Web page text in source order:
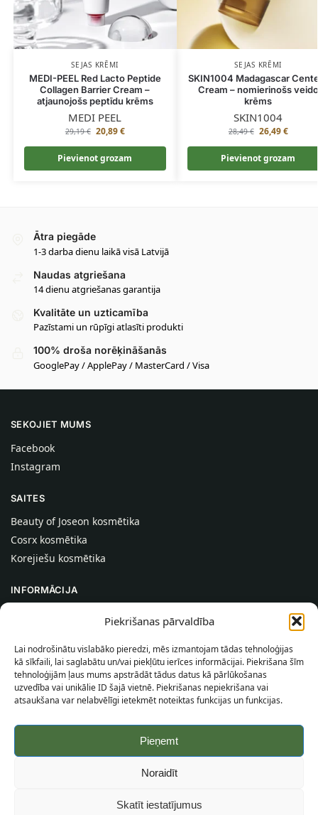
Piekrišanas pārvaldība
Lai nodrošinātu vislabāko pieredzi, mēs izmantojam tādas tehnoloģijas
kā sīkfaili, lai saglabātu un/vai piekļūtu ierīces informācijai. Piekrišana šīm
tehnoloģijām ļaus mums apstrādāt tādus datus kā pārlūkošanas
uzvedība vai unikālie ID šajā vietnē. Piekrišanas nepiekrišana vai
atsaukšana var nelabvēlīgi ietekmēt noteiktas funkcijas un funkcijas.
Pieņemt
Noraidīt
Skatīt iestatījumus
SEJAS KRĒMI
MEDI-PEEL Red Lacto Peptide
Collagen Barrier Cream –
atjaunojošs peptīdu krēms
MEDI PEEL
29,19€ 20,89€
Pievienot grozam
SEJAS KRĒMI
SKIN1004 Madagascar
Cream – nomierinošs veido
krēms
SKIN1004
28,49€ 26,49€
Pievienot grozam
Ātra piegāde
1-3 darba dienu laikā visā Latvijā
Naudas atgriešana
14 dienu atgriešanas garantija
Kvalitāte un uzticamība
Pazīstami un rūpīgi atlasīti produkti
100% droša norēķināšanās
GooglePay / ApplePay / MasterCard / Visa
SEKOJIET MUMS
Facebook
Instagram
SAITES
Beauty of Joseon kosmētika
Cosrx kosmētika
Korejiešu kosmētika
INFORMĀCIJA
Palīdzība
INFORMĀCIJA PIRCĒJAM
Piegādes nosacījumi
Noteikumi un nosacījumi
Vietnes karte